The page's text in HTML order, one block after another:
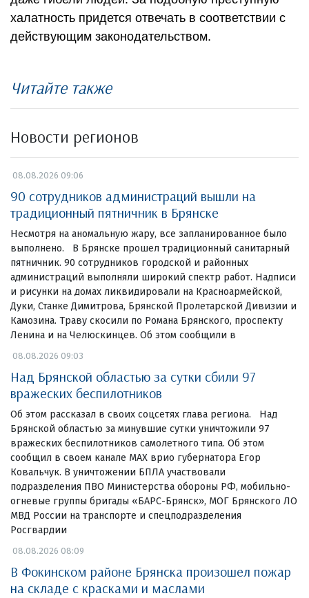
халатность придется отвечать в соответствии с
действующим законодательством.
Читайте также
Новости регионов
08.08.2026 09:06
90 сотрудников администраций вышли на
традиционный пятничник в Брянске
Несмотря на аномальную жару, все запланированное было
выполнено. В Брянске прошел традиционный санитарный
пятничник. 90 сотрудников городской и районных
администраций выполняли широкий спектр работ. Надписи
и рисунки на домах ликвидировали на Красноармейской,
Дуки, Станке Димитрова, Брянской Пролетарской Дивизии и
Камозина. Траву скосили по Романа Брянского, проспекту
Ленина и на Челюскинцев. Об этом сообщили в
08.08.2026 09:03
Над Брянской областью за сутки сбили 97
вражеских беспилотников
Об этом рассказал в своих соцсетях глава региона. Над
Брянской областью за минувшие сутки уничтожили 97
вражеских беспилотников самолетного типа. Об этом
сообщил в своем канале МАХ врио губернатора Егор
Ковальчук. В уничтожении БПЛА участвовали
подразделения ПВО Министерства обороны РФ, мобильно-
огневые группы бригады «БАРС-Брянск», МОГ Брянского ЛО
МВД России на транспорте и спецподразделения
Росгвардии
08.08.2026 08:09
В Фокинском районе Брянска произошел пожар
на складе с красками и маслами